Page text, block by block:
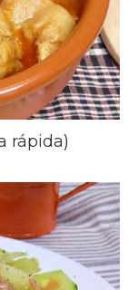
rápida)